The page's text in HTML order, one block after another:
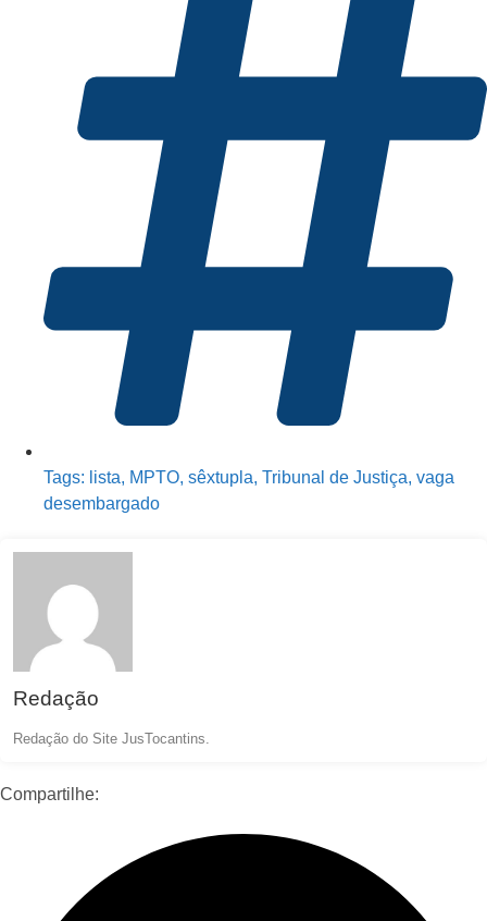
Tags: lista, MPTO, sêxtupla, Tribunal de Justiça, vaga
desembargado
Redação
Redação do Site JusTocantins.
Compartilhe: